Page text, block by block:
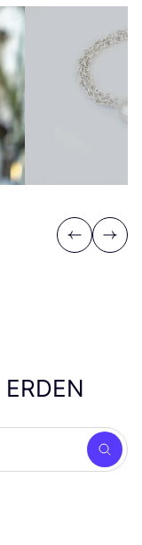
Previous
Next
ERDEN